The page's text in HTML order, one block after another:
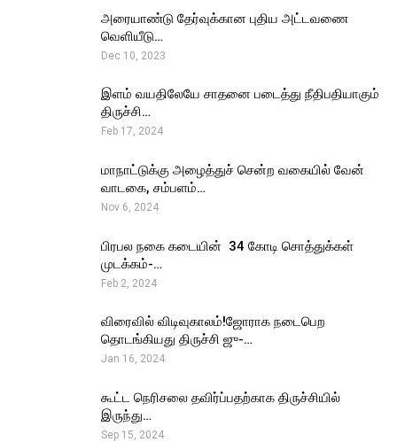
அரையாண்டு தேர்வுக்கான புதிய அட்டவணை
வெளியீடு…
Dec 10, 2023
இளம் வயதிலேயே சாதனை படைத்து நீதிபதியாகும்
திருச்சி…
Feb 17, 2024
மாநாட்டுக்கு அழைத்துச் சென்ற வகையில் வேன்
வாடகை, சம்பளம்…
Nov 6, 2024
பிரபல நகை கடையின் ₹ 34 கோடி சொத்துக்கள்
முடக்கம்-…
Feb 2, 2024
விரைவில் விடிவுகாலம்!ஜோராக நடைபெற
தொடங்கியது திருச்சி ஜு-…
Jan 16, 2024
கூட்ட நெரிசலை தவிர்ப்பதற்காக திருச்சியில்
இருந்து…
Sep 15, 2024